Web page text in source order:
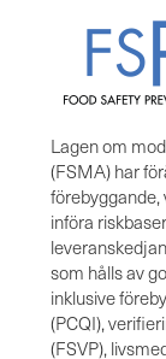
Lagen om
(FSMA) har
införa
som hålls av
inklusive
(PCQI),
(FSVP),